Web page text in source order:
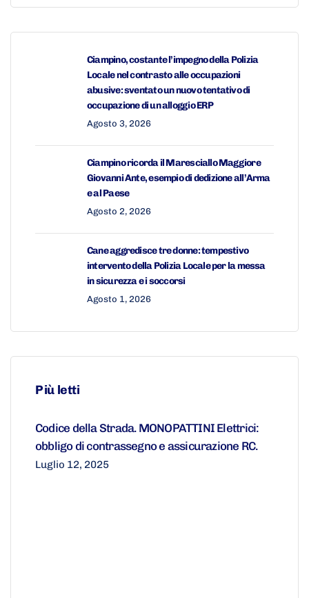
Ciampino, costante l’impegno della Polizia
Locale nel contrasto alle occupazioni
abusive: sventato un nuovo tentativo di
occupazione di un alloggio ERP
Agosto 3, 2026
Ciampino ricorda il Maresciallo Maggiore
Giovanni Ante, esempio di dedizione all’Arma
e al Paese
Agosto 2, 2026
Cane aggredisce tre donne: tempestivo
intervento della Polizia Locale per la messa
in sicurezza e i soccorsi
Agosto 1, 2026
Più letti
Codice della Strada. MONOPATTINI Elettrici:
obbligo di contrassegno e assicurazione RC.
Luglio 12, 2025